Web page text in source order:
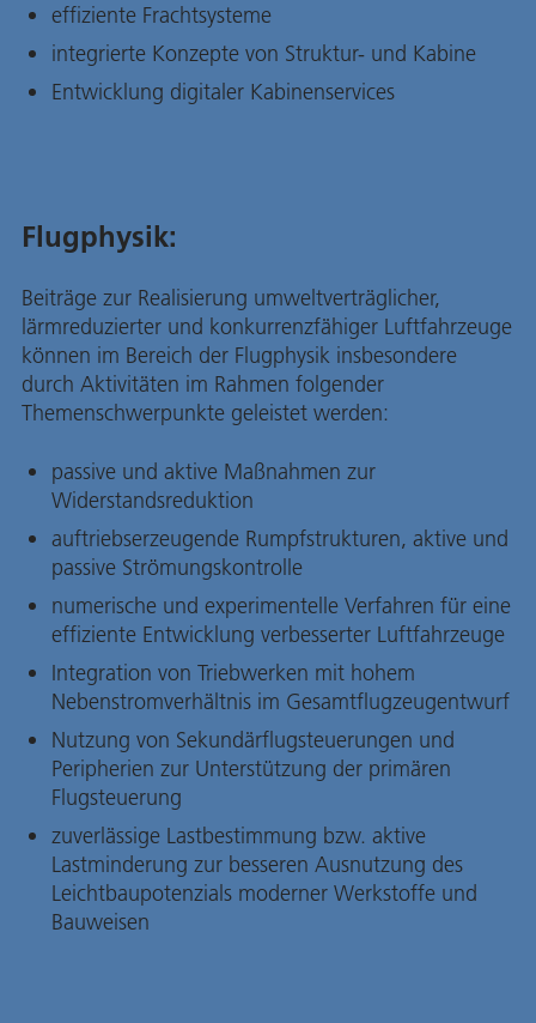
effiziente Frachtsysteme
integrierte Konzepte von Struktur- und Kabine
Entwicklung digitaler Kabinenservices
Flugphysik:
Beiträge zur Realisierung umweltverträglicher,
lärmreduzierter und konkurrenzfähiger Luftfahrzeuge
können im Bereich der Flugphysik insbesondere
durch Aktivitäten im Rahmen folgender
Themenschwerpunkte geleistet werden:
passive und aktive Maßnahmen zur
Widerstandsreduktion
auftriebserzeugende Rumpfstrukturen, aktive und
passive Strömungskontrolle
numerische und experimentelle Verfahren für eine
effiziente Entwicklung verbesserter Luftfahrzeuge
Integration von Triebwerken mit hohem
Nebenstromverhältnis im Gesamtflugzeugentwurf
Nutzung von Sekundärflugsteuerungen und
Peripherien zur Unterstützung der primären
Flugsteuerung
zuverlässige Lastbestimmung bzw. aktive
Lastminderung zur besseren Ausnutzung des
Leichtbaupotenzials moderner Werkstoffe und
Bauweisen